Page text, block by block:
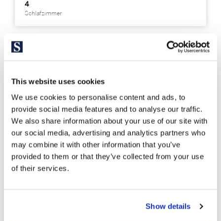
This website uses cookies
We use cookies to personalise content and ads, to
provide social media features and to analyse our traffic.
We also share information about your use of our site with
our social media, advertising and analytics partners who
may combine it with other information that you’ve
provided to them or that they’ve collected from your use
of their services.
Show details
4
Schlafzimmer